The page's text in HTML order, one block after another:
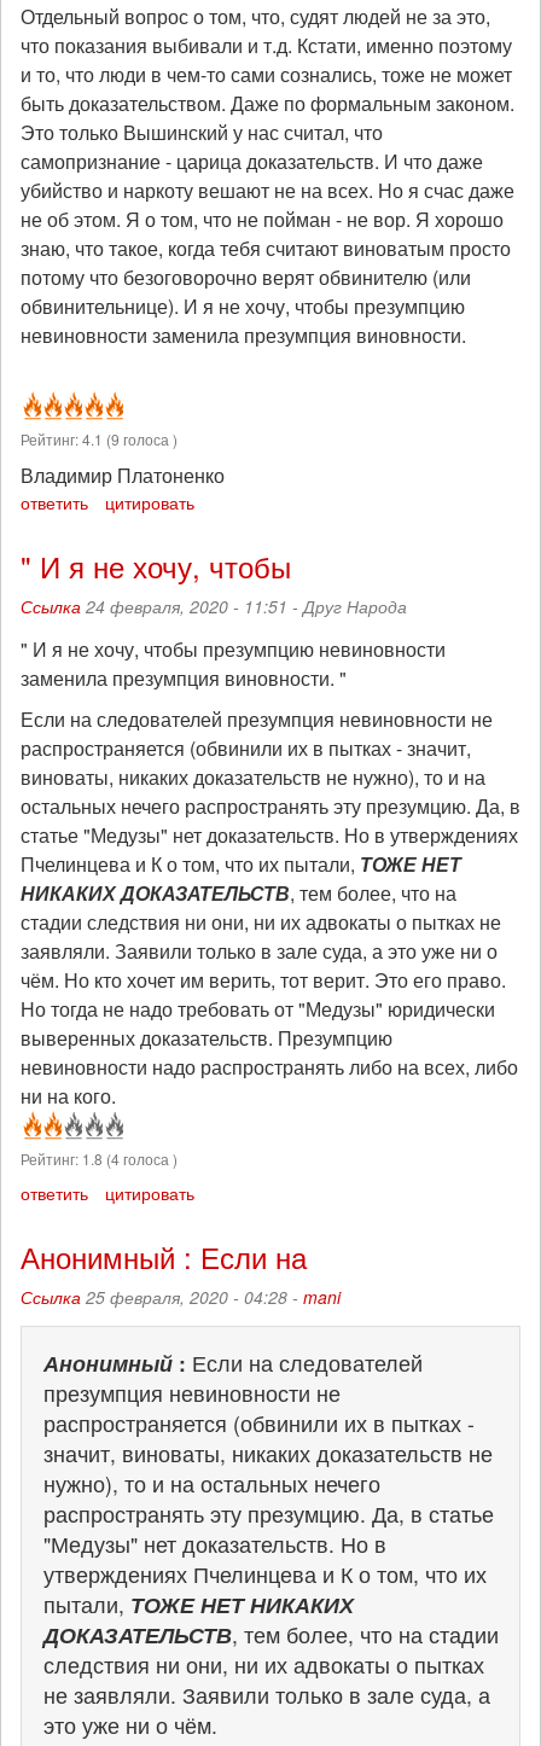
Отдельный вопрос о том, что, судят людей не за это,
что показания выбивали и т.д. Кстати, именно поэтому
и то, что люди в чем-то сами сознались, тоже не может
быть доказательством. Даже по формальным законом.
Это только Вышинский у нас считал, что
самопризнание - царица доказательств. И что даже
убийство и наркоту вешают не на всех. Но я счас даже
не об этом. Я о том, что не пойман - не вор. Я хорошо
знаю, что такое, когда тебя считают виноватым просто
потому что безоговорочно верят обвинителю (или
обвинительнице). И я не хочу, чтобы презумпцию
невиновности заменила презумпция виновности.
Рейтинг:4.1 (9 голоса )
Владимир Платоненко
ответить цитировать
" И я не хочу, чтобы
Ссылка 24 февраля, 2020 - 11:51 - Друг Народа
" И я не хочу, чтобы презумпцию невиновности
заменила презумпция виновности. "
Если на следователей презумпция невиновности не
распространяется (обвинили их в пытках - значит,
виноваты, никаких доказательств не нужно), то и на
остальных нечего распространять эту презумцию. Да, в
статье "Медузы" нет доказательств. Но в утверждениях
Пчелинцева и К о том, что их пытали, ТОЖЕ НЕТ
НИКАКИХ ДОКАЗАТЕЛЬСТВ, тем более, что на
стадии следствия ни они, ни их адвокаты о пытках не
заявляли. Заявили только в зале суда, а это уже ни о
чём. Но кто хочет им верить, тот верит. Это его право.
Но тогда не надо требовать от "Медузы" юридически
выверенных доказательств. Презумпцию
невиновности надо распространять либо на всех, либо
ни на кого.
Рейтинг: 1.8 (4голоса )
ответить цитировать
Анонимный : Если на
Ссылка 25 февраля, 2020 - 04:28 - mani
Анонимный: Если на следователей
презумпция невиновности не
распространяется (обвинили их в пытках -
значит, виноваты, никаких доказательств не
нужно), то и на остальных нечего
распространять эту презумцию. Да, в статье
"Медузы" нет доказательств. Но в
утверждениях Пчелинцева и К о том, что их
пытали, ТОЖЕ НЕТ НИКАКИХ
ДОКАЗАТЕЛЬСТВ, тем более, что на стадии
следствия ни они, ни их адвокаты о пытках
не заявляли. Заявили только в зале суда, а
это уже ни о чём.